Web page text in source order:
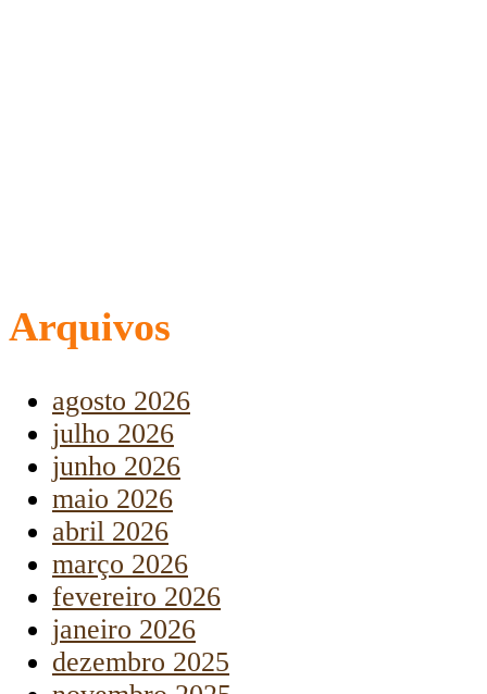
Arquivos
agosto 2026
julho 2026
junho 2026
maio 2026
abril 2026
março 2026
fevereiro 2026
janeiro 2026
dezembro 2025